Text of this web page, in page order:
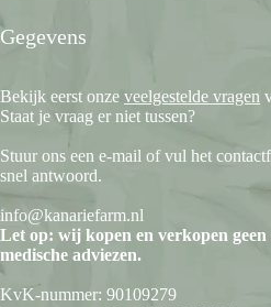
Gegevens
Bekijk eerst onze veelgestelde vragen
Staat je vraag er niet tussen?
Stuur ons een e-mail of vul het
snel antwoord.
info@kanariefarm.nl
Let op: wij kopen en verkopen geen
medische adviezen.
KvK-nummer: 90109279